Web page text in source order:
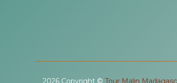
2026 Copyright © Tour Malin